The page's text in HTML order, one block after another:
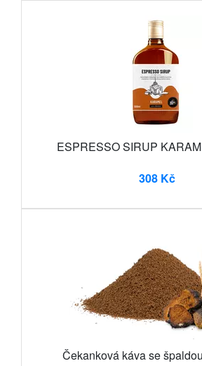
ESPRESSO SIRUP
308 Kč
Čekanková káva se